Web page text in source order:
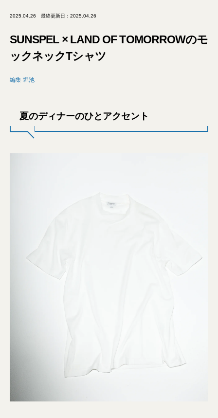
2025.04.26 最終更新日：2025.04.26
SUNSPEL × LAND OF TOMORROWのモ
ックネックTシャツ
編集 堀池
夏のディナーのひとアクセント